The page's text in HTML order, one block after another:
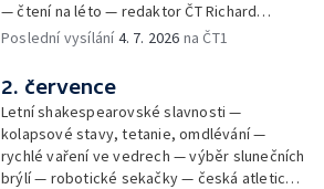
— čtení na léto — redaktor ČT Richard
Samko
Poslední vysílání4. 7. 2026 na ČT1
2. července
Letní shakespearovské slavnosti —
kolapsové stavy, tetanie, omdlévání —
rychlé vaření ve vedrech — výběr slunečních
brýlí — robotické sekačky — česká atletická